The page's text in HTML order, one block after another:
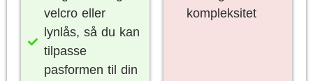
velcro eller
lynlås, så du kan
tilpasse
pasformen til din
kompleksitet